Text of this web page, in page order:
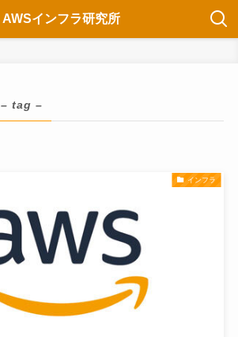
AWSインフラ研究所
– tag –
インフラ